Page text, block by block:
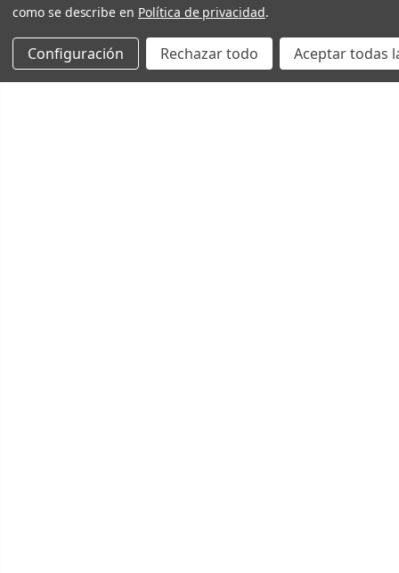
como se describe en Política de privacidad.
Configuración Rechazar todo Aceptar todas